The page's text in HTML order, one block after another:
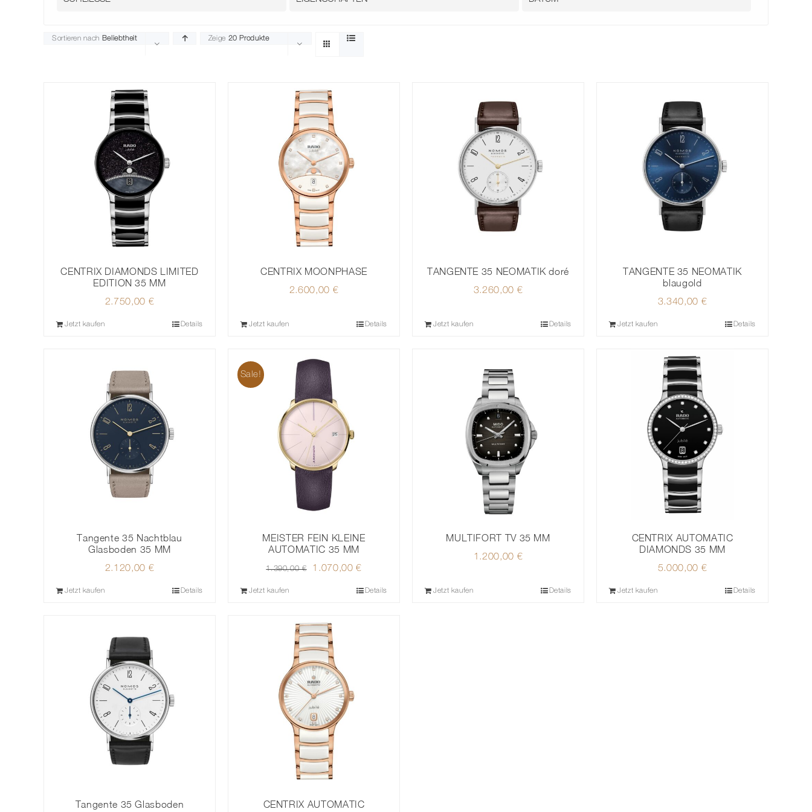
Sortieren nach Beliebtheit Zeige 20 Produkte
CENTRIX DIAMONDS LIMITED
EDITION 35 MM
2.750,00 €
Jetzt kaufen Details
CENTRIX MOONPHASE
2.600,00 €
Jetzt kaufen Details
TANGENTE 35 NEOMATIK doré
3.260,00 €
Jetzt kaufen Details
TANGENTE 35 NEOMATIK
blaugold
3.340,00 €
Jetzt kaufen Details
Tangente 35 Nachtblau
Glasboden 35 MM
2.120,00 €
Jetzt kaufen Details
Sale!
MEISTER FEIN KLEINE
AUTOMATIC 35 MM
1.390,00€
Ursprünglicher
1.070,00€
Jetzt kaufen Details
MULTIFORT TV 35 MM
1.200,00 €
Jetzt kaufen Details
CENTRIX AUTOMATIC
DIAMONDS 35 MM
5.000,00 €
Jetzt kaufen Details
Tangente 35 Glasboden
CENTRIX AUTOMATIC